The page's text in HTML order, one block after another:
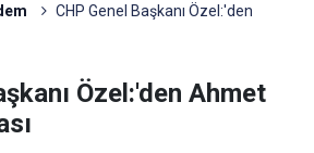
CHP Genel Başkanı Özel:'den
Özel:'den Ahmet